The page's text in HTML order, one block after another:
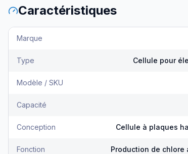
Caractéristiques
Marque
Type Cellule pour
Modèle / SKU
Capacité
Conception Cellule à plaques
Fonction Production de chlore